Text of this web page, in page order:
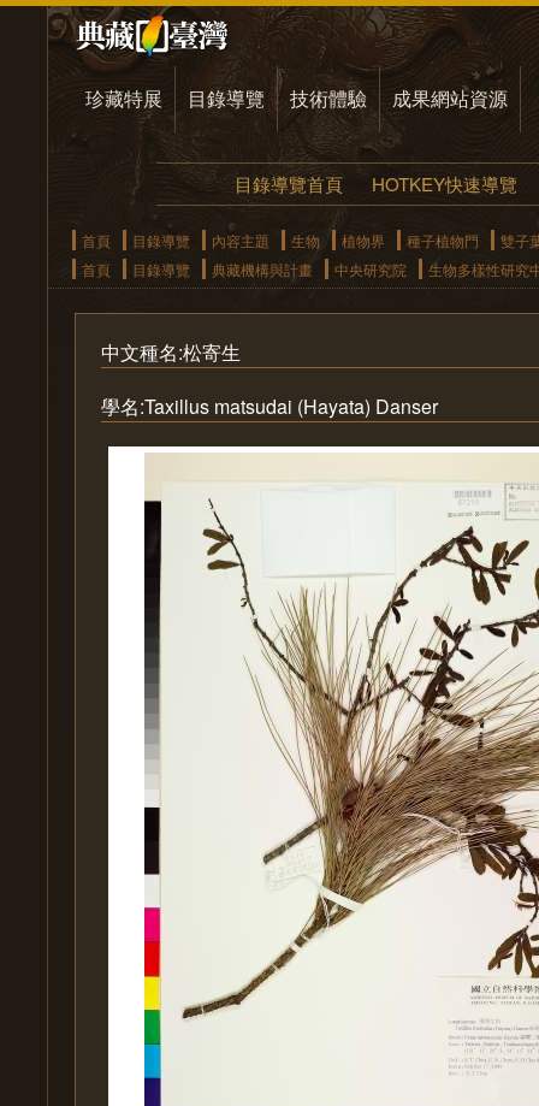
珍藏特展 目錄導覽 技術體驗 成果網站資源
目錄導覽首頁 HOTKEY快速導覽
首頁 目錄導覽 內容主題 生物 植物界 種子植物門
雙子
首頁
目錄導覽 典藏機構與計畫 中央研究院 生物多樣性研究
中文種名:松寄生
學名:Taxillus matsudai (Hayata) Danser